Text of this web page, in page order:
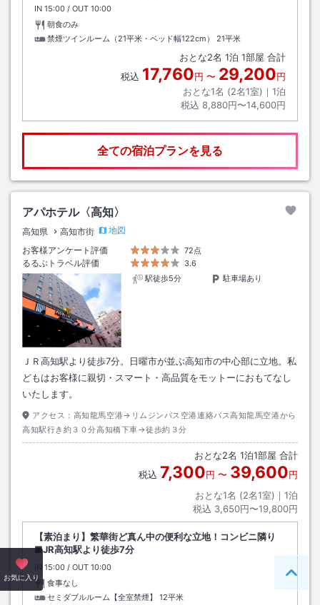
IN チェックイン
15:00 / OUT チェックアウト
10:00
朝食のみ
禁煙ツインルーム（21平米・ベッド幅122cm）
21平米
おとな2名 1泊 1部屋 合計
税込 17,760円 〜 29,200円
おとな1名 (2名1室)｜ 1泊
税込 8,880円〜14,600円
全ての宿泊プランを見る
アパホテル〈高知〉
高知県 高知市街
地図
お客様アンケート評価
72点
るるぶトラベル評価
3.6
駅徒歩5分
駐車場あり
ＪＲ高知駅より徒歩7分。日曜市が並ぶ高知市の中心部に立地。私
どもはお客様に親切・スマート・高品質をモットーにおもてなし
いたします。
アクセス： 高知龍馬空港→リムジンバス空港連絡バス高知龍馬空港から
高知駅行き約３０分高知橋下車→徒歩約３分
おとな2名 1泊1部屋 合計
税込 7,300円 〜 39,600円
おとな1名 (2名1室)｜ 1泊
税込 3,650円〜19,800円
【素泊まり】繁華街ど真ん中の便利な立地！コンビニ隣り
■JR高知駅より徒歩7分
IN チェックイン
15:00 / OUT チェックアウト
10:00
食事なし
セミダブルルーム【全室禁煙】
12平米
お気に入り ペー